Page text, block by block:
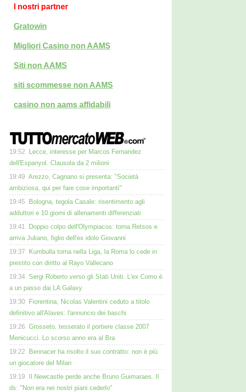
I nostri partner
Gratowin
Migliori Casino non AAMS
Siti non AAMS
siti scommesse non AAMS
casino non aams affidabili
19:52
Lecce, interesse per Marcos Fernandez
dell'Espanyol. Clausola da 2 milioni
19:49 Arezzo, Cagnano si presenta: "Società
ambiziosa, qui per fare cose importanti"
19:45
Bologna, tegola Casale: risentimento agli
adduttori e 10 giorni di allenamenti differenziati
19:41
Doppio colpo dell'Olympiacos: torna Retsos e
arriva Juliano, figlio dell'ex idolo Giovanni
19:37
Kumbulla torna nella Liga, la Roma lo cede in
prestito con diritto al Rayo Vallecano
19:34 Sergi Roberto verso gli Stati Uniti. L'ex Como è
a un passo dai LA Galaxy
19:30
Fiorentina, Nicolas Valentini ceduto a titolo
definitivo all'Alaves: l'annuncio dei baschi
19:26 Grosseto, tesserato il portiere classe 2007
Menicucci. Lo scorso anno era al Bra
19:22
Bennacer ha risolto il suo contratto: non è più
un giocatore del Milan
19:19
Il Newcastle perde anche Bruno Guimaraes. Il
ds: "Non era nei nostri piani cederlo"